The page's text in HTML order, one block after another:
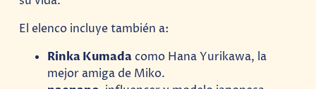
El elenco incluye también a:
Rinka Kumadacomo Hana Yurikawa, la
mejor amiga de Miko.